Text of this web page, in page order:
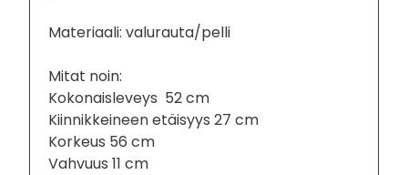
Materiaali: valurauta/pelli
Mitat noin:
Kokonaisleveys 52 cm
Kiinnikkeineen etäisyys 27 cm
Korkeus 56 cm
Vahvuus 11 cm